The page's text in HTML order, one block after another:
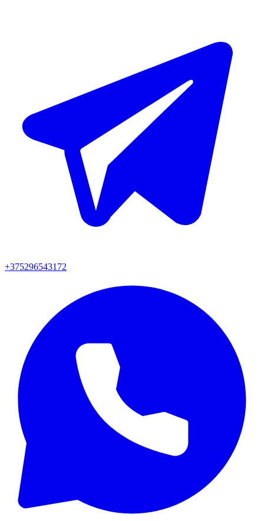
+375296543172